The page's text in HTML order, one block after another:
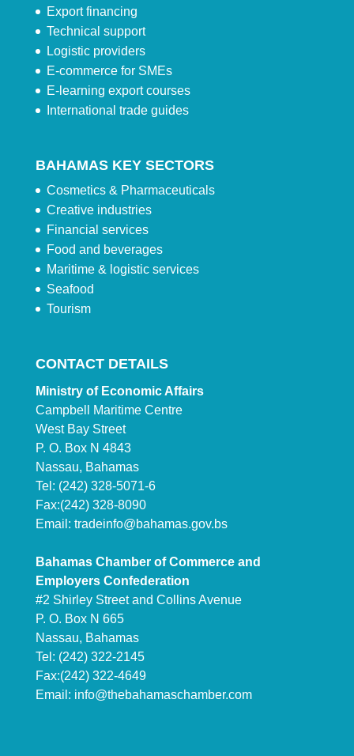
Export financing
Technical support
Logistic providers
E-commerce for SMEs
E-learning export courses
International trade guides
BAHAMAS KEY SECTORS
Cosmetics & Pharmaceuticals
Creative industries
Financial services
Food and beverages
Maritime & logistic services
Seafood
Tourism
CONTACT DETAILS
Ministry of Economic Affairs
Campbell Maritime Centre
West Bay Street
P. O. Box N 4843
Nassau, Bahamas
Tel: (242) 328-5071-6
Fax:(242) 328-8090
Email: tradeinfo@bahamas.gov.bs
Bahamas Chamber of Commerce and
Employers Confederation
#2 Shirley Street and Collins Avenue
P. O. Box N 665
Nassau, Bahamas
Tel: (242) 322-2145
Fax:(242) 322-4649
Email: info@thebahamaschamber.com